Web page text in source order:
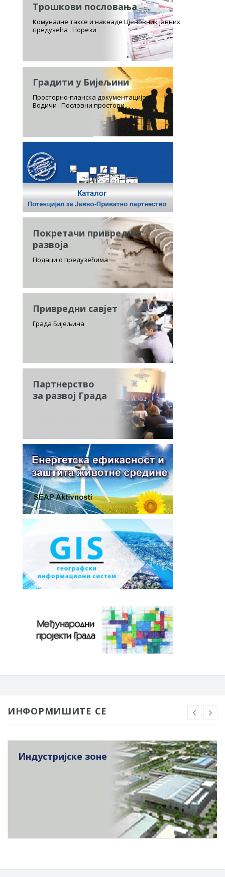
Трошкови пословања
Комуналне таксе и накнаде Цјеновник јавних
предузећа . Порези
Градити у Бијељини
Просторно-планска документација.
Водичи . Пословни простори
Покретачи привредног
развоја
Подаци о предузећима
Привредни савјет
Града Бијељина
Партнерство
за развој Града
ИНФОРМИШИТЕ СЕ
Индустријске зоне